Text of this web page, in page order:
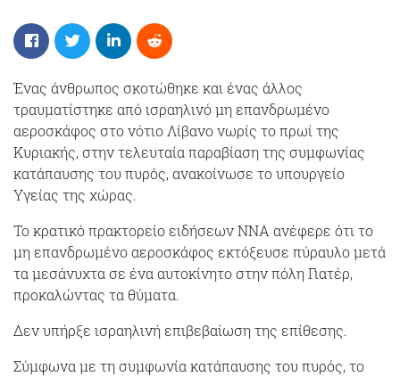
Ένας άνθρωπος σκοτώθηκε και ένας άλλος
τραυματίστηκε από ισραηλινό μη επανδρωμένο
αεροσκάφος στο νότιο Λίβανο νωρίς το πρωί της
Κυριακής, στην τελευταία παραβίαση της συμφωνίας
κατάπαυσης του πυρός, ανακοίνωσε το υπουργείο
Υγείας της χώρας.
Το κρατικό πρακτορείο ειδήσεων NNA ανέφερε ότι το
μη επανδρωμένο αεροσκάφος εκτόξευσε πύραυλο μετά
τα μεσάνυχτα σε ένα αυτοκίνητο στην πόλη Γιατέρ,
προκαλώντας τα θύματα.
Δεν υπήρξε ισραηλινή επιβεβαίωση της επίθεσης.
Σύμφωνα με τη συμφωνία κατάπαυσης του πυρός, το